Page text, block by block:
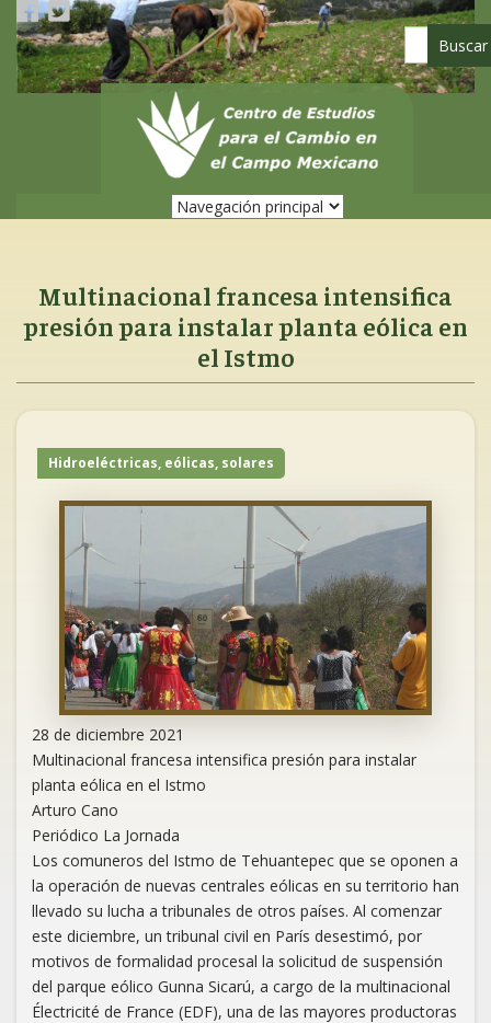
Pasar
contenido
principal
Multinacional francesa intensifica
presión para instalar planta eólica en
el Istmo
Hidroeléctricas, eólicas, solares
28 de diciembre 2021
Multinacional francesa intensifica presión para instalar
planta eólica en el Istmo
Arturo Cano
Periódico La Jornada
Los comuneros del Istmo de Tehuantepec que se oponen a
la operación de nuevas centrales eólicas en su territorio han
llevado su lucha a tribunales de otros países. Al comenzar
este diciembre, un tribunal civil en París desestimó, por
motivos de formalidad procesal la solicitud de suspensión
del parque eólico Gunna Sicarú, a cargo de la multinacional
Électricité de France (EDF), una de las mayores productoras